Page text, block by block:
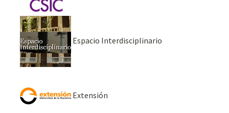
Espacio Interdisciplinario
Extensión